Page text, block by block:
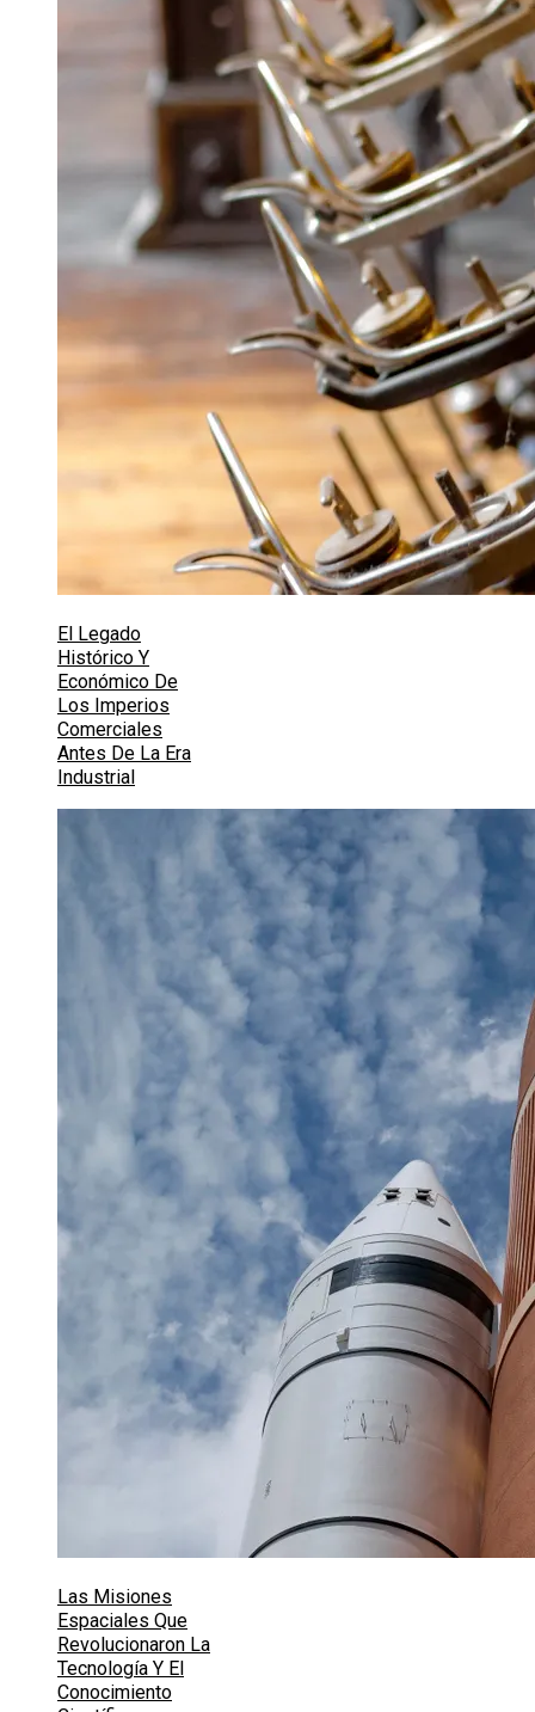
El Legado
Histórico Y
Económico De
Los Imperios
Comerciales
Antes De La Era
Industrial
Las Misiones
Espaciales Que
Revolucionaron La
Tecnología Y El
Conocimiento